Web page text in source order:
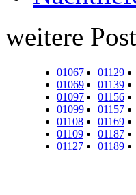
weitere
01067
01069
01097
01099
01108
01109
01127
01129
01139
01156
01157
01169
01187
01189